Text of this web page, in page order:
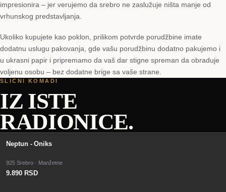
impresionira – jer verujemo da srebro ne zaslužuje ništa manje od
vrhunskog predstavljanja.
Ukoliko kupujete kao poklon, prilikom potvrde porudžbine imate
dodatnu uslugu pakovanja, gde vašu porudžbinu dodatno pakujemo i
u ukrasni papir i pripremamo da vaš dar stigne spreman da obraduje
voljenu osobu – bez dodatne brige sa vaše strane.
SLIČNI KOMADI
IZ ISTE
RADIONICE.
Neptun - Oniks
925 Srebro · Manžetne
9.890 RSD